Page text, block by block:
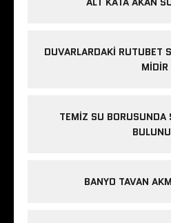
DUVARLARDAKI RUTUBET
MIDIR
TEMIZ SU BORUSUNDA
BANYO TAVAN